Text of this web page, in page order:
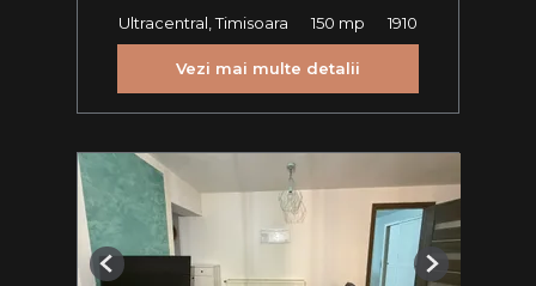
Ultracentral, Timisoara 150 mp 1910
Vezi mai multe detalii
Previous Next